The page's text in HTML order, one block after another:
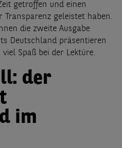
getroffen und einen
geleistet haben.
die zweite Ausgabe
Deutschland präsentieren
Spaß bei der Lektüre.
der
im